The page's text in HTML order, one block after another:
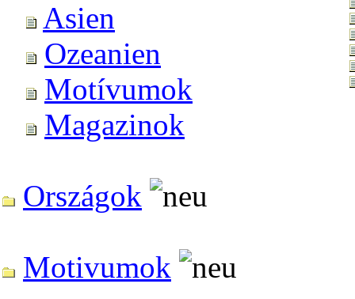
Asien
Ozeanien
Motívumok
Magazinok
Országok
Motivumok